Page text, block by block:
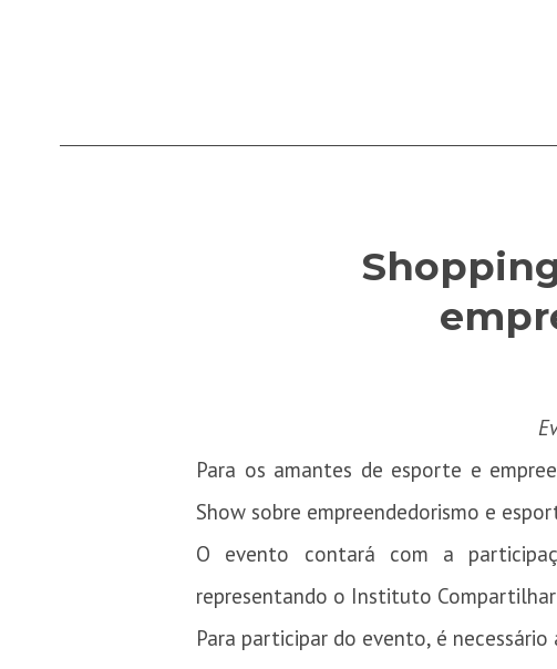
Para os amantes de esporte e
Show sobre empreendedorismo e
O evento contará com a
representando o Instituto Compartilhar
Para participar do evento, é